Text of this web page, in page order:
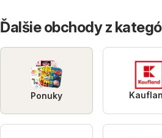
Ďalšie obchody z
Ponuky